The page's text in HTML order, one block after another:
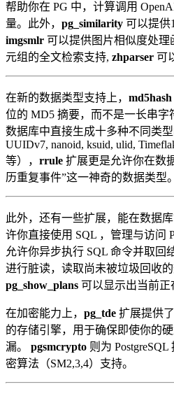
帮助你在 PG 中，计算调用
量。此外， pg_similarity 可以提供
imgsmlr 可以提供图片相似度处理
元组的全文检索支持, zhparser 可
在新的数据类型支持上， md5hash
位的 MD5 摘要，而不是一长串字
数据库中直接生成十多种不同类
UUIDv7, nanoid, ksuid, ulid,
等）， rrule 扩展更是允许你在数
历重复事件”这一神奇的数据类型。
此外，还有一些扩展，能在数据库
许你直接使用 SQL ，管理与访问
允许你异步执行 SQL 命令并取回
进行脏读，读取尚未被垃圾回收
pg_show_plans 可以显示出当前正
在加密能力上， pg_tde 扩展提供
的存储引擎，用于确保即使你的
漏。 pgsmcrypto 则为
密算法（SM2,3,4）支持。